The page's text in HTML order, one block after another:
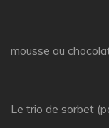
mousse au
Le trio de sorbet